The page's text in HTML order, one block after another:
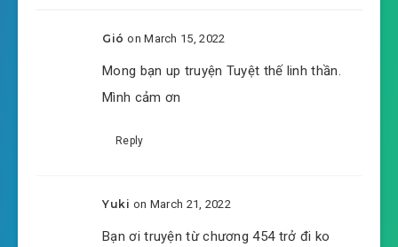
#42: Lựa chọn
#43: Phong Lăng đảo
#45: Nghiêm Tề
#47: Ngoại môn đệ tử
Gió on March 15, 2022
Mong bạn up truyện Tuyệt thế linh thần.
Mình cảm ơn
Reply
Yuki on March 21, 2022
Bạn ơi truyện từ chương 454 trở đi ko